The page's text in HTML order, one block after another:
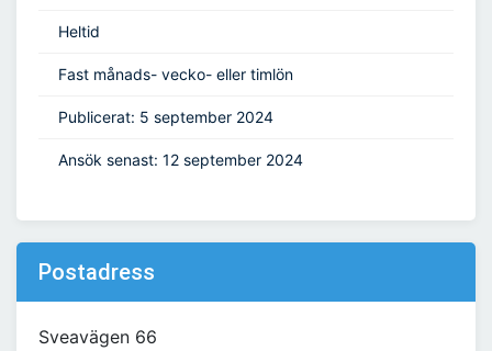
Heltid
Fast månads- vecko- eller timlön
Publicerat: 5 september 2024
Ansök senast: 12 september 2024
Postadress
Sveavägen 66